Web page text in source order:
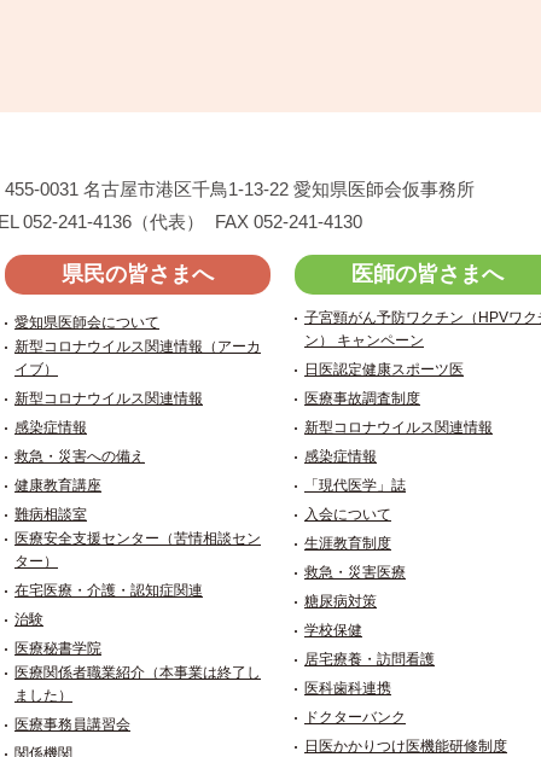
455-0031 名古屋市港区千鳥1-13-22 愛知県医師会仮事務所
052-241-4136（代表）
FAX 052-241-4130
県民の皆さまへ
愛知県医師会について
新型コロナウイルス関連情報（アーカ
イブ）
新型コロナウイルス関連情報
感染症情報
救急・災害への備え
健康教育講座
難病相談室
医療安全支援センター（苦情相談セン
ター）
在宅医療・介護・認知症関連
治験
医療秘書学院
医療関係者職業紹介（本事業は終了し
ました）
医療事務員講習会
関係機関
医師の皆さまへ
子宮頸がん予防ワクチン（HPVワク
ン） キャンペーン
日医認定健康スポーツ医
医療事故調査制度
新型コロナウイルス関連情報
感染症情報
「現代医学」誌
入会について
生涯教育制度
救急・災害医療
糖尿病対策
学校保健
居宅療養・訪問看護
医科歯科連携
ドクターバンク
日医かかりつけ医機能研修制度